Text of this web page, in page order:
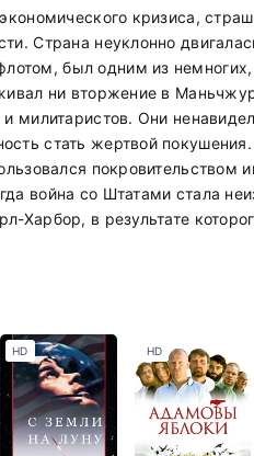
кризиса,
Страна неуклонно
был одним из немногих,
ни вторжение в
милитаристов. Они
стать жертвой
покровительством
война со Штатами стала
Харбор, в результате
HD HD